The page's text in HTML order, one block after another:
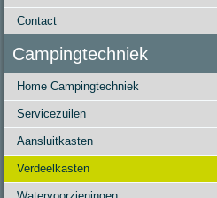
Contact
Campingtechniek
Home Campingtechniek
Servicezuilen
Aansluitkasten
Verdeelkasten